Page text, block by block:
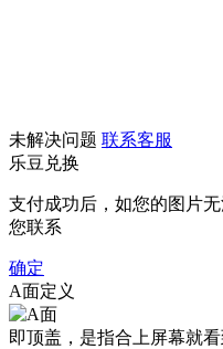
未解决问题 联系客服
乐豆兑换
支付成功后，如您的图片
您联系
确定
A面定义
即顶盖，是指合上屏幕就